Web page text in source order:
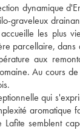
dynamique
graveleux
les plus
parcellaire, dans
aux
Au cours
qui
aromatique
semblent